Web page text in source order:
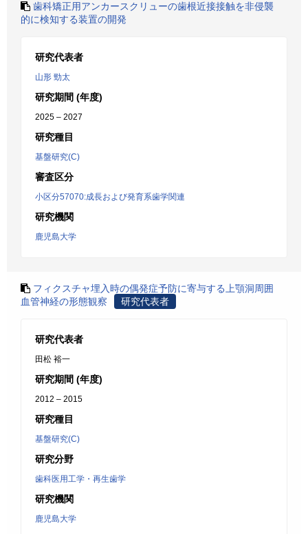
歯科矯正用アンカースクリューの歯根近接接触を非侵襲
的に検知する装置の開発
研究代表者
山形 勁太
研究期間 (年度)
2025 – 2027
研究種目
基盤研究(C)
審査区分
小区分57070:成長および発育系歯学関連
研究機関
鹿児島大学
フィクスチャ埋入時の偶発症予防に寄与する上顎洞周囲
血管神経の形態観察
研究代表者
研究代表者
田松 裕一
研究期間 (年度)
2012 – 2015
研究種目
基盤研究(C)
研究分野
歯科医用工学・再生歯学
研究機関
鹿児島大学